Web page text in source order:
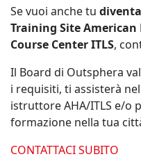
Se vuoi anche tu
Training Site
Course Center ITLS,
Il Board di Outsphera
i requisiti, ti assisterà
istruttore AHA/ITLS e/o
formazione nella tua
CONTATTACI SUBITO